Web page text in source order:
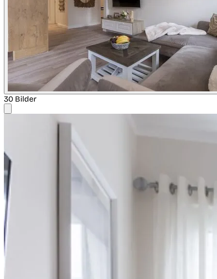
30 Bilder